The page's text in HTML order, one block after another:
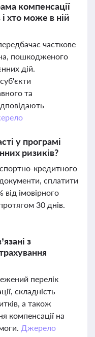
компенсації
і хто може в ній
часткове
пошкодженого
дій.
та
у програмі
ризиків?
кредитного
сплатити
від імовірного
30 днів.
з
перелік
складність
а також
компенсації на
Джерело